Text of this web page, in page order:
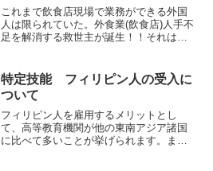
これまで飲食店現場で業務ができる外国
人は限られていた。外食業(飲食店)人手不
足を解消する救世主が誕生！！それは特
特定技能 フィリピン人の受入に
ついて
フィリピン人を雇用するメリットとし
て、高等教育機関が他の東南アジア諸国
に比べて多いことが挙げられます。ま